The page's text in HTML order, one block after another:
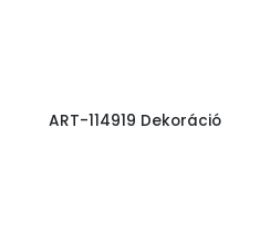
ART-114919 Dekoráció